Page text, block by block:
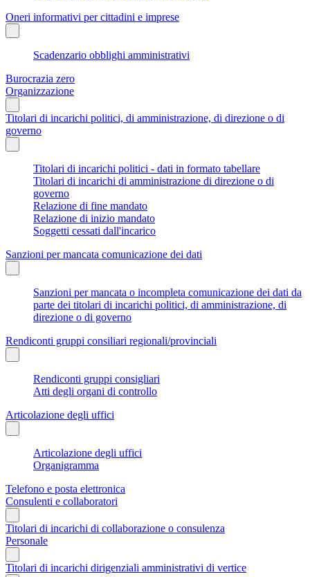
Oneri informativi per cittadini e imprese
Scadenzario obblighi amministrativi
Burocrazia zero
Organizzazione
Titolari di incarichi politici, di amministrazione, di direzione o di
governo
Titolari di incarichi politici - dati in formato tabellare
Titolari di incarichi di amministrazione di direzione o di
governo
Relazione di fine mandato
Relazione di inizio mandato
Soggetti cessati dall'incarico
Sanzioni per mancata comunicazione dei dati
Sanzioni per mancata o incompleta comunicazione dei dati da
parte dei titolari di incarichi politici, di amministrazione, di
direzione o di governo
Rendiconti gruppi consiliari regionali/provinciali
Rendiconti gruppi consigliari
Atti degli organi di controllo
Articolazione degli uffici
Articolazione degli uffici
Organigramma
Telefono e posta elettronica
Consulenti e collaboratori
Titolari di incarichi di collaborazione o consulenza
Personale
Titolari di incarichi dirigenziali amministrativi di vertice